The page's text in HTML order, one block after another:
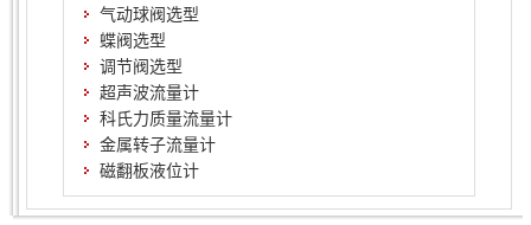
气动球阀选型
蝶阀选型
调节阀选型
超声波流量计
科氏力质量流量计
金属转子流量计
磁翻板液位计